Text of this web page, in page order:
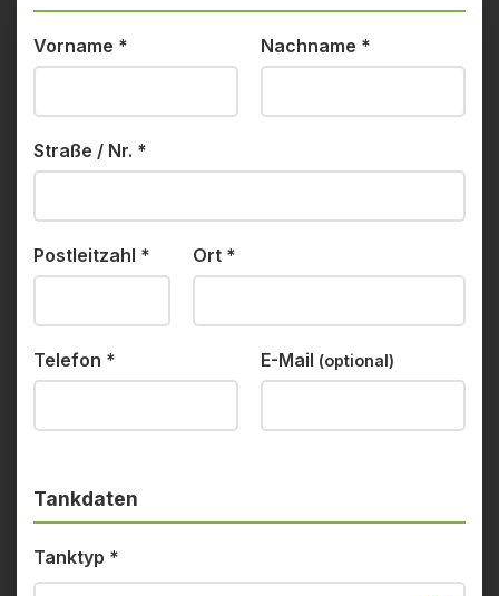
Vorname * Nachname *
Straße / Nr. *
Postleitzahl * Ort *
Telefon * E-Mail (optional)
Tankdaten
Tanktyp *